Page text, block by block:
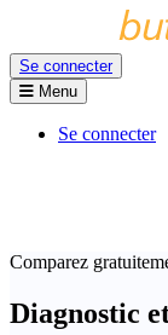
Se connecter
Menu
Se connecter
Comparez
Diagnostic